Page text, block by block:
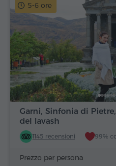
5-6 ore
Garni, Sinfonia di
del lavash
1145 recensioni 99%
Prezzo per persona